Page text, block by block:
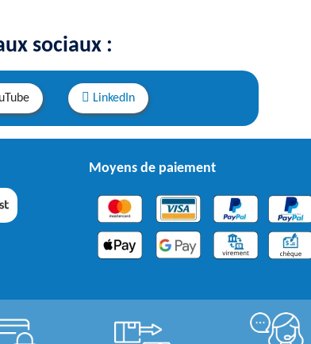
sociaux :
LinkedIn
Moyens de paiement